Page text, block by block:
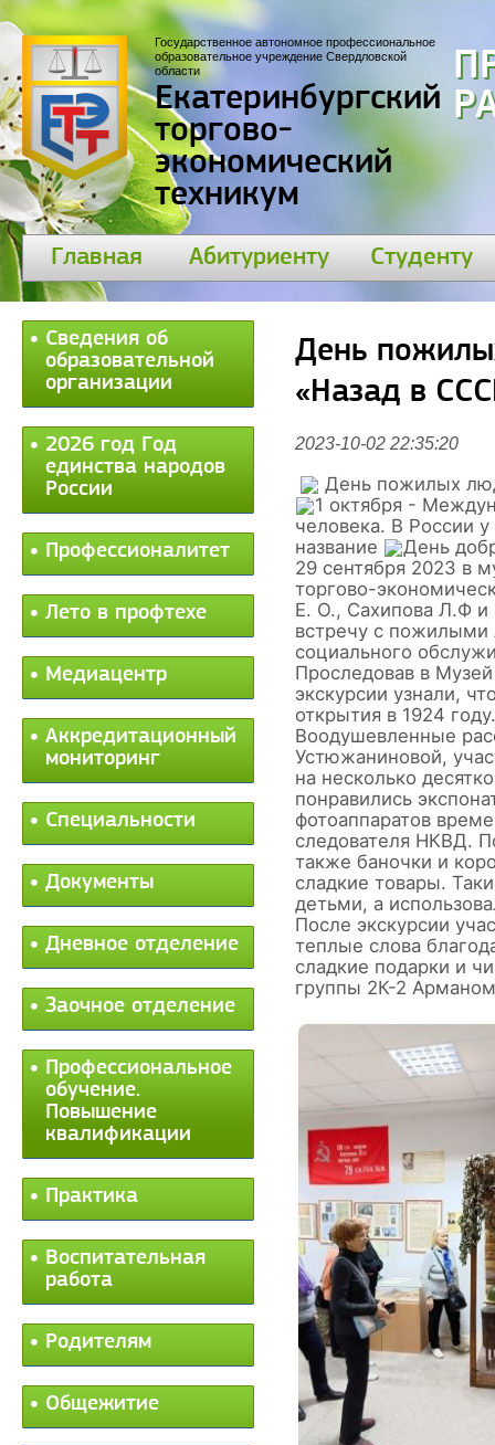
Государственное автономное профессиональное
образовательное учреждение Свердловской
области
Екатеринбургский
торгово-
экономический
техникум
Главная Абитуриенту Студенту
Сведения об
образовательной
организации
2026 год Год
единства народов
России
Профессионалитет
Лето в профтехе
Медиацентр
Аккредитационный
мониторинг
Специальности
Документы
Дневное отделение
Заочное отделение
Профессиональное
обучение.
Повышение
квалификации
Практика
Воспитательная
работа
Родителям
Общежитие
День
«Назад в
2023-10-02 22:35:20
День пожилых
1 октября -
человека. В России
название
День
29 сентября 2023 в
торгово-
Е. О., Сахипова Л.Ф и
встречу с
социального
Проследовав в
экскурсии узнали,
открытия в 1924 году.
Воодушевленные
Устюжаниновой,
на несколько
понравились
фотоаппаратов
следователя НКВД.
также баночки и
сладкие товары.
детьми, а
После экскурсии
теплые слова
сладкие подарки и
группы 2К-2